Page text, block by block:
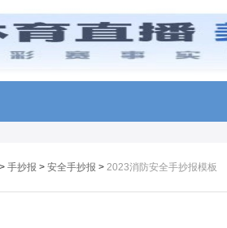
> 手抄报 > 安全手抄报 > 2023消防安全手抄报模板
传方案
练方案
演讲稿10篇
主题班会方案
讲稿10篇